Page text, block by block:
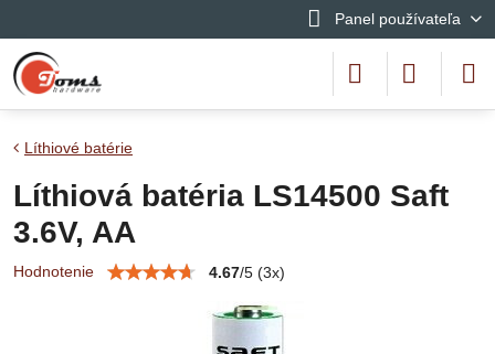
Panel používateľa
Líthiové batérie
Líthiová batéria LS14500 Saft
3.6V, AA
Hodnotenie 4.67/5 (3x)